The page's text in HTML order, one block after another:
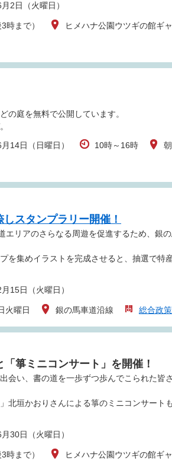
2日（火曜日）
時まで） ヒメハナ公園ウツギの館ギ
の庭を無料で公開しています。
14日（日曜日） 10時～16時
スタンプラリー開催！
エリアのさらなる周遊を促進するため、銀
を集めイラストを完成させると、抽選で特
15日（火曜日）
火曜日 銀の馬車道沿線 総合政
箏ミニコンサート」を開催！
会い、書の道を一歩ずつ歩んでこられた皆
北垣かおりさんによる箏のミニコンサート
30日（火曜日）
時まで） ヒメハナ公園ウツギの館ギ